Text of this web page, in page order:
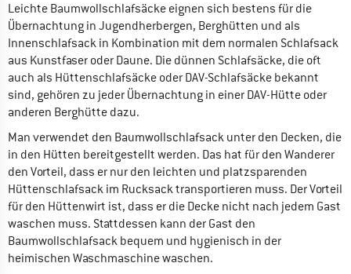
Leichte Baumwollschlafsäcke eignen sich bestens für die
Übernachtung in Jugendherbergen, Berghütten und als
Innenschlafsack in Kombination mit dem normalen Schlafsack
aus Kunstfaser oder Daune. Die dünnen Schlafsäcke, die oft
auch als Hüttenschlafsäcke oder DAV-Schlafsäcke bekannt
sind, gehören zu jeder Übernachtung in einer DAV-Hütte oder
anderen Berghütte dazu.
Man verwendet den Baumwollschlafsack unter den Decken, die
in den Hütten bereitgestellt werden. Das hat für den Wanderer
den Vorteil, dass er nur den leichten und platzsparenden
Hüttenschlafsack im Rucksack transportieren muss. Der Vorteil
für den Hüttenwirt ist, dass er die Decke nicht nach jedem Gast
waschen muss. Stattdessen kann der Gast den
Baumwollschlafsack bequem und hygienisch in der
heimischen Waschmaschine waschen.